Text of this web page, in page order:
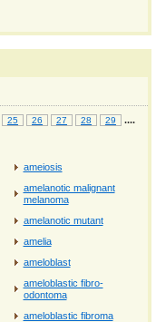
25 26 27 28 29 ....
ameiosis
amelanotic malignant
melanoma
amelanotic mutant
amelia
ameloblast
ameloblastic fibro-
odontoma
ameloblastic fibroma